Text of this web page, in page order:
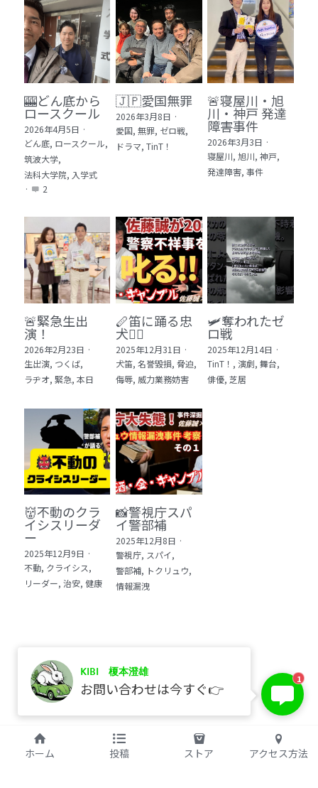
🎰どん底から
ロースクール
2026年4月5日 ·
どん底, ロースクール,
筑波大学,
法科大学院, 入学式
·
2
🇯🇵愛国無罪
2026年3月8日 ·
愛国, 無罪, ゼロ戦,
ドラマ, TinT！
🚨寝屋川・旭
川・神戸 発達
障害事件
2026年3月3日 ·
寝屋川, 旭川, 神戸,
発達障害, 事件
🚨緊急生出
演！
2026年2月23日 ·
生出演, つくば,
ラヂオ, 緊急, 本日
🪈笛に踊る忠
犬🐕‍🦺
2025年12月31日 ·
犬笛, 名誉毀損, 脅迫,
侮辱, 威力業務妨害
🛩️奪われたゼ
ロ戦
2025年12月14日 ·
TinT！, 演劇, 舞台,
俳優, 芝居
👹不動のクラ
イシスリーダ
ー
2025年12月9日 ·
不動, クライシス,
リーダー, 治安, 健康
📸警視庁スパ
イ警部補
2025年12月8日 ·
警視庁, スパイ,
警部補, トクリュウ,
情報漏洩
©2017 kibi inc.（株式会社 kibi）
ホーム 投稿 ストア アクセス方法
KIBI 榎本澄雄
お問い合わせは今すぐ👉
1